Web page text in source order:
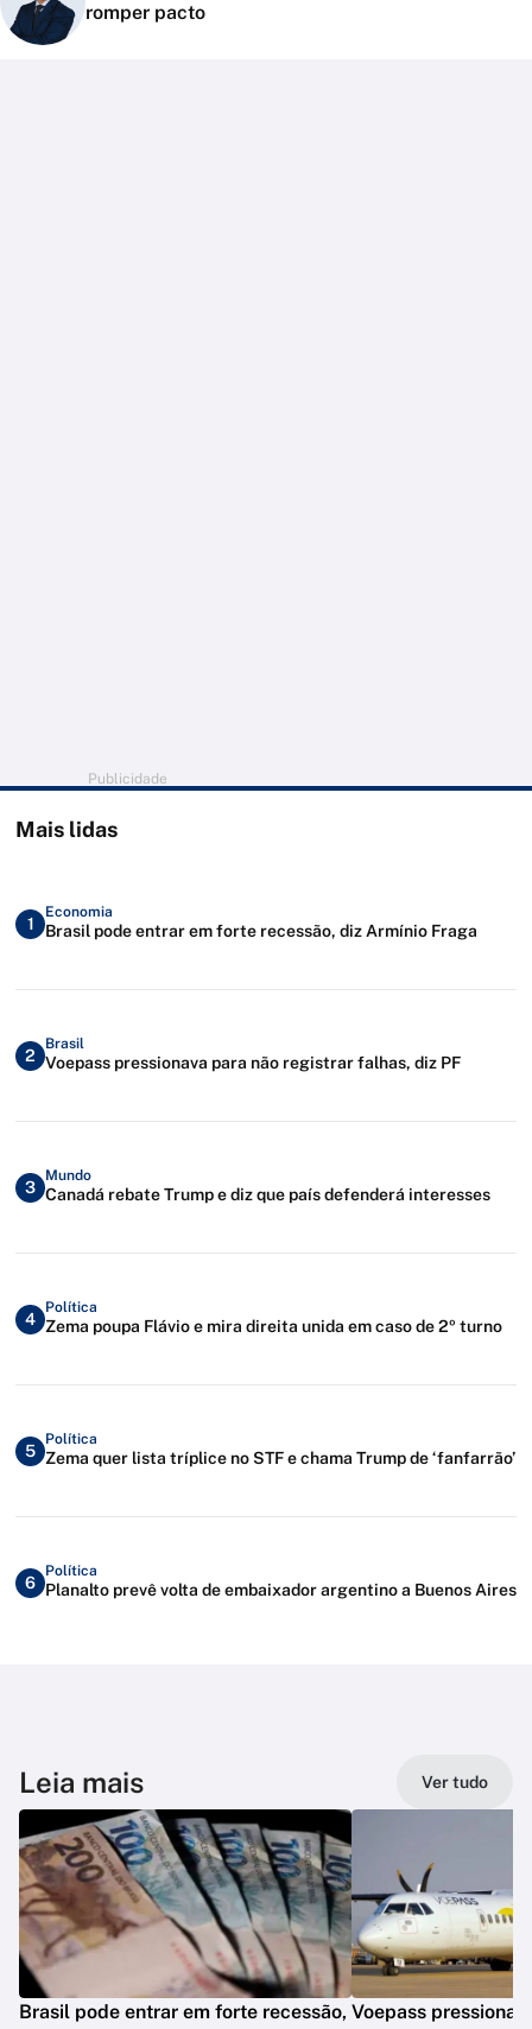
romper pacto
Publicidade
Mais lidas
1
Economia
Brasil pode entrar em forte recessão, diz Armínio Fraga
2
Brasil
Voepass pressionava para não registrar falhas, diz PF
3
Mundo
Canadá rebate Trump e diz que país defenderá interesses
4
Política
Zema poupa Flávio e mira direita unida em caso de 2º turno
5
Política
Zema quer lista tríplice no STF e chama Trump de ‘fanfarrão’
6
Política
Planalto prevê volta de embaixador argentino a Buenos Aires
Leia mais Ver tudo
Brasil pode entrar em forte recessão, Voepass